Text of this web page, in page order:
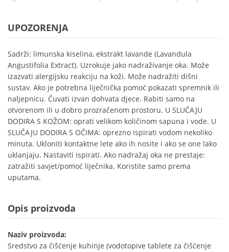
UPOZORENJA
Sadrži: limunska kiselina, ekstrakt lavande (Lavandula
Angustifolia Extract). Uzrokuje jako nadraživanje oka. Može
izazvati alergijsku reakciju na koži. Može nadražiti dišni
sustav. Ako je potrebna liječnička pomoć pokazati spremnik ili
naljepnicu. Čuvati izvan dohvata djece. Rabiti samo na
otvorenom ili u dobro prozračenom prostoru. U SLUČAJU
DODIRA S KOŽOM: oprati velikom količinom sapuna i vode. U
SLUČAJU DODIRA S OČIMA: oprezno ispirati vodom nekoliko
minuta. Ukloniti kontaktne lete ako ih nosite i ako se one lako
uklanjaju. Nastaviti ispirati. Ako nadražaj oka ne prestaje:
zatražiti savjet/pomoć liječnika. Koristite samo prema
uputama.
Opis proizvoda
Naziv proizvoda:
Sredstvo za čišćenje kuhinje (vodotopive tablete za čišćenje